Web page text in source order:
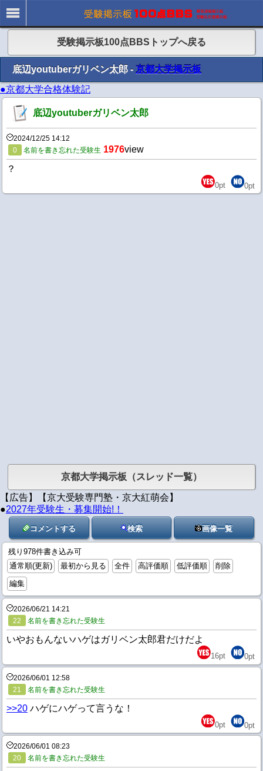
受験掲示板100点BBSトップへ戻る
底辺youtuberガリベン太郎 - 京都大学掲示板
●京都大学合格体験記
底辺youtuberガリベン太郎
2024/12/25 14:12
0
名前を書き忘れた受験生 1976view
？
0pt 0pt
京都大学掲示板（スレッド一覧）
【広告】【京大受験専門塾・京大紅萌会】
●2027年受験生・募集開始!！
コメントする 検索 画像一覧
残り978件書き込み可
通常順(更新)
最初から見る 全件 高評価順 低評価順
削除
編集
2026/06/21 14:21
22
名前を書き忘れた受験生
いやおもんないハゲはガリベン太郎君だけだよ
16pt 0pt
2026/06/01 12:58
21
名前を書き忘れた受験生
>>20 ハゲにハゲって言うな！
0pt 0pt
2026/06/01 08:23
20
名前を書き忘れた受験生